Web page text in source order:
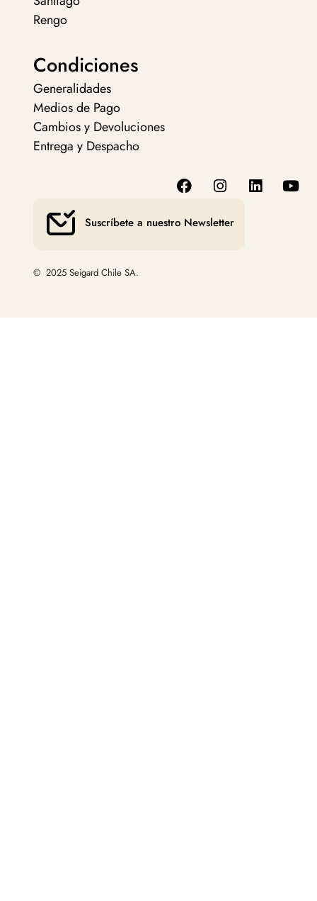
Rengo
Condiciones
Generalidades
Medios de Pago
Cambios y Devoluciones
Entrega y Despacho
Suscríbete a nuestro Newsletter
© 2025 Seigard Chile SA.